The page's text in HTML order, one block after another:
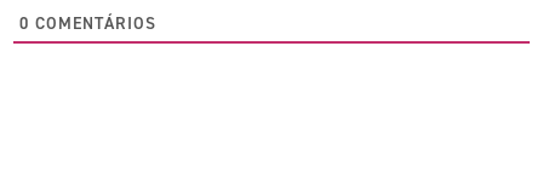
0 COMENTÁRIOS